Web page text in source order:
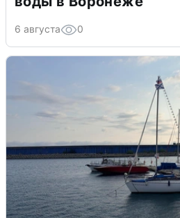
6 августа 0